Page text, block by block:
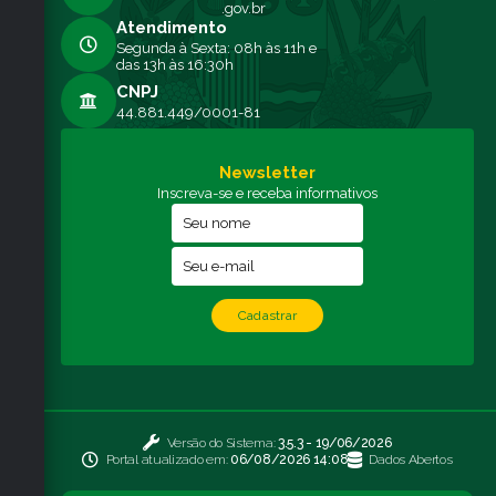
02 33 HORA
PINTURA
ADOLESCENTES EM
CLÁUDIA REGINA PEVIANI
Diretora de Assistência
.gov.br
Atendimento
Segunda à Sexta: 08h às 11h e
das 13h às 16:30h
CNPJ
44.881.449/0001-81
Newsletter
Inscreva-se e receba informativos
Cadastrar
Versão do Sistema:3.5.3 - 19/06/2026
Portal atualizado em: 06/08/2026 14:08 Dados Abertos